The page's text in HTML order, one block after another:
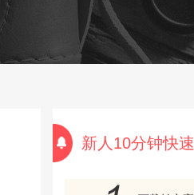
新人10分钟快